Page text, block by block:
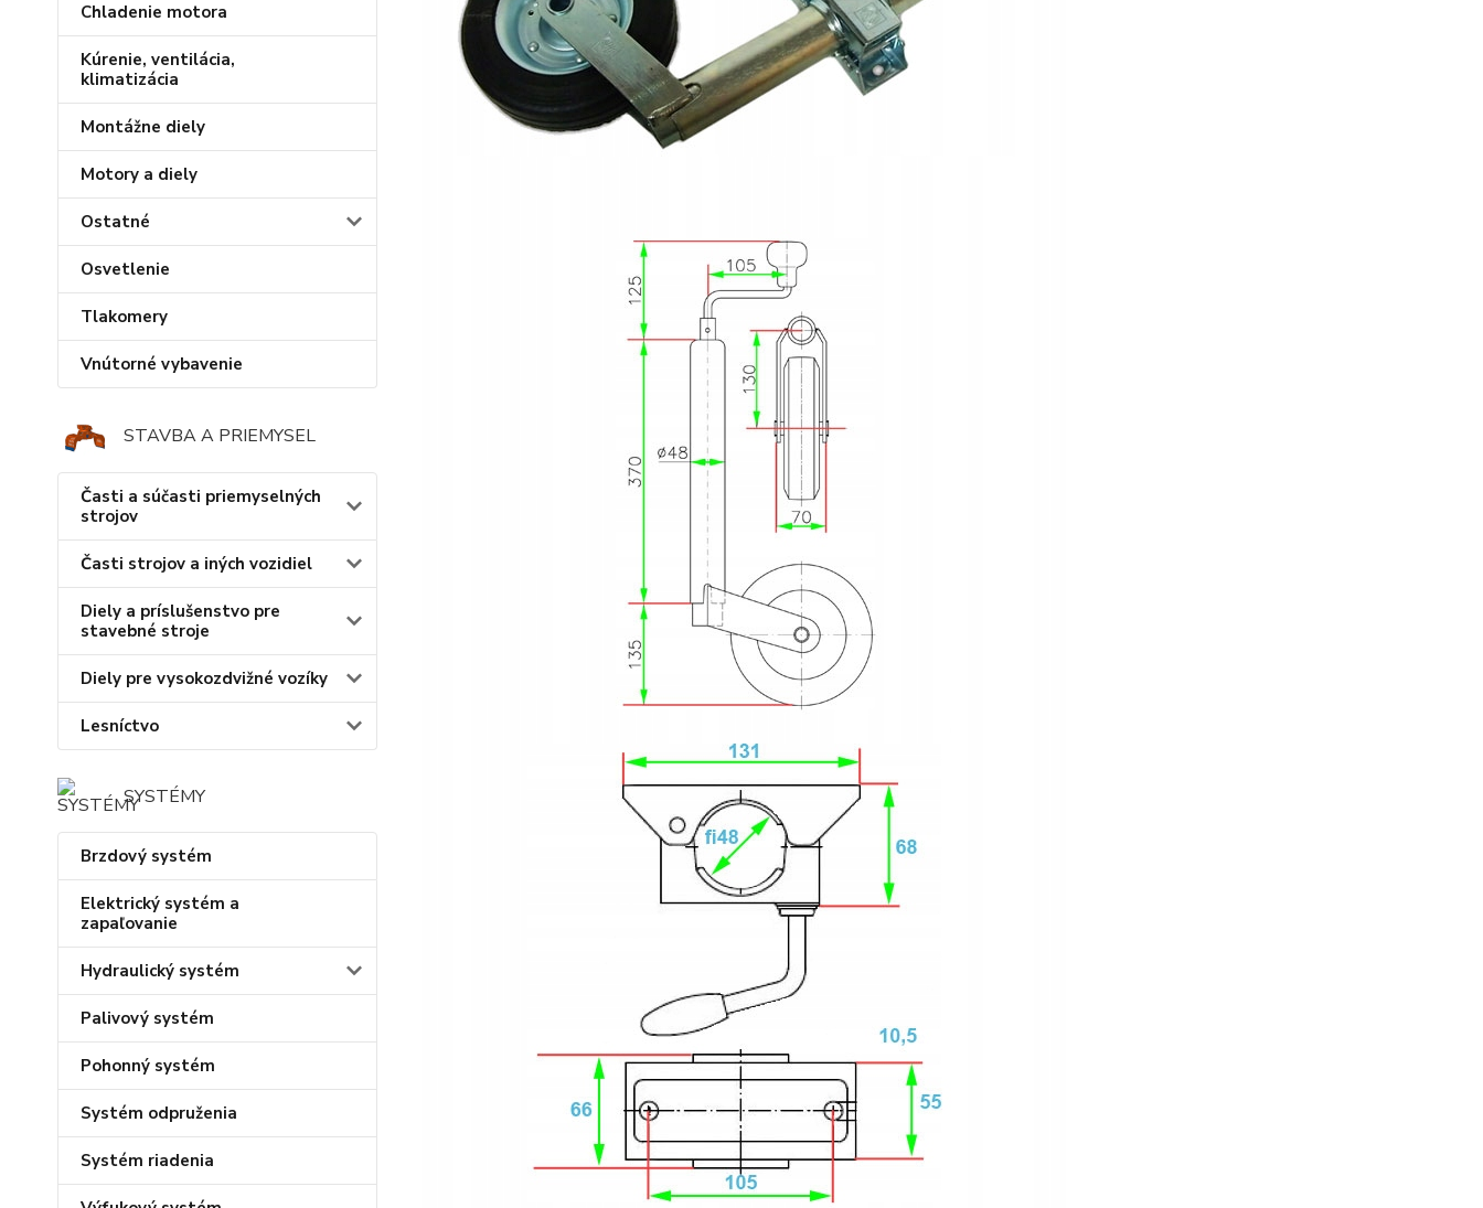
Chladenie motora
Kúrenie, ventilácia,
klimatizácia
Montážne diely
Motory a diely
Ostatné
Osvetlenie
Tlakomery
Vnútorné vybavenie
STAVBA A PRIEMYSEL
Časti a súčasti priemyselných
strojov
Časti strojov a iných vozidiel
Diely a príslušenstvo pre
stavebné stroje
Diely pre vysokozdvižné vozíky
Lesníctvo
SYSTÉMY
Brzdový systém
Elektrický systém a
zapaľovanie
Hydraulický systém
Palivový systém
Pohonný systém
Systém odpruženia
Systém riadenia